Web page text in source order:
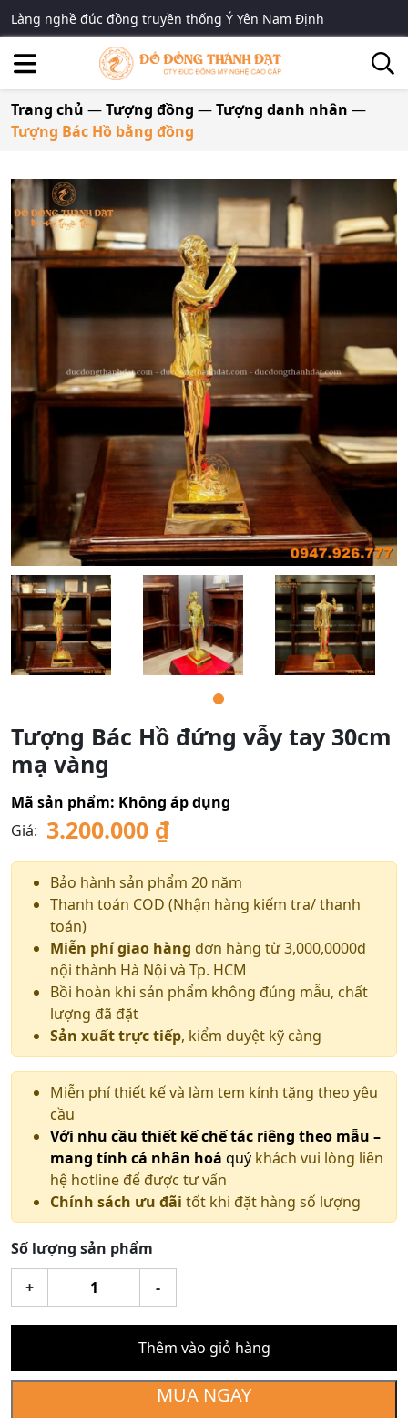
Làng nghề đúc đồng truyền thống Ý Yên Nam Định
Trang chủ —Tượng đồng —Tượng danh nhân —
Tượng Bác Hồ bằng đồng
Tượng Bác Hồ đứng vẫy tay 30cm
mạ vàng
Mã sản phẩm: Không áp dụng
Giá: 3.200.000 ₫
Bảo hành sản phẩm 20 năm
Thanh toán COD (Nhận hàng kiếm tra/ thanh
toán)
Miễn phí giao hàng đơn hàng từ 3,000,0000đ
nội thành Hà Nội và Tp. HCM
Bồi hoàn khi sản phẩm không đúng mẫu, chất
lượng đã đặt
Sản xuất trực tiếp, kiểm duyệt kỹ càng
Miễn phí thiết kế và làm tem kính tặng theo yêu
cầu
Với nhu cầu thiết kế chế tác riêng theo mẫu –
mang tính cá nhân hoá quý khách vui lòng liên
hệ hotline để được tư vấn
Chính sách ưu đãi tốt khi đặt hàng số lượng
Số lượng sản phẩm
-
Tượng
Bác
Hồ
vẫy
+
Thêm vào giỏ hàng
MUA NGAY